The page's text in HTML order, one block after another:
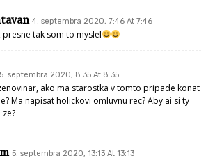
4. septembra 2020, 7:46 At 7:46
presne tak som to myslel
5. septembra 2020, 8:35 At 8:35
ako ma starostka v tomto pripade konat
Ma napisat holickovi omluvnu rec? Aby ai si ty
5. septembra 2020, 13:13 At 13:13